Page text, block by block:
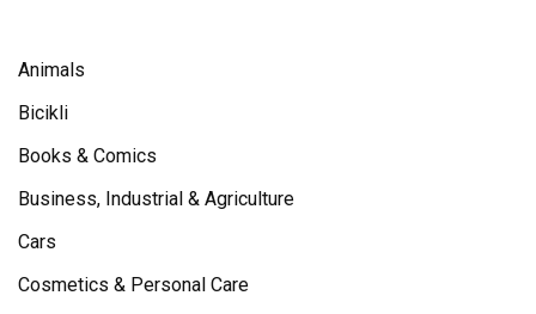
Animals
Bicikli
Books & Comics
Business, Industrial & Agriculture
Cars
Cosmetics & Personal Care